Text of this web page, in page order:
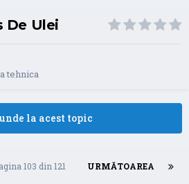
De Ulei
tehnica
la acest topic
URMĂTOAREA
103 din 121